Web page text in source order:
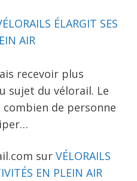
ÉLARGIT SES
AIR
recevoir plus
sujet du vélorail. Le
de personne
sur VÉLORAILS
EN PLEIN AIR